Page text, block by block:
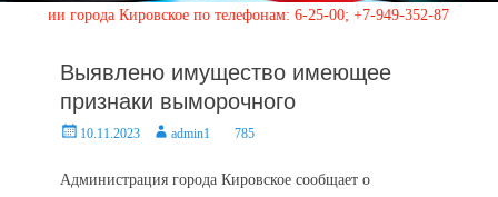
Кировское по телефонам: 6-25-00; +7-949-352-87-40, 113
Выявлено имущество имеющее
признаки выморочного
Posted10.11.2023 Authoradmin1 785
Администрация города Кировское сообщает о